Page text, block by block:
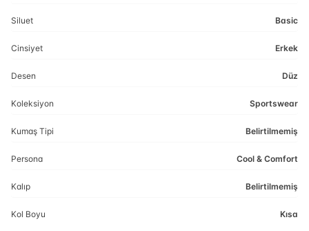
Siluet Basic
Cinsiyet Erkek
Desen Düz
Koleksiyon Sportswear
Kumaş Tipi Belirtilmemiş
Persona Cool & Comfort
Kalıp Belirtilmemiş
Kol Boyu Kısa